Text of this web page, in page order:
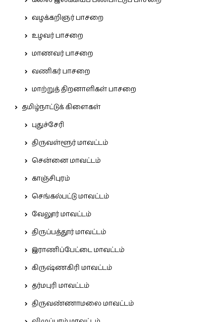
வழக்கறிஞர் பாசறை
உழவர் பாசறை
மாணவர் பாசறை
வணிகர் பாசறை
மாற்றுத் திறனாளிகள் பாசறை
தமிழ்நாட்டுக் கிளைகள்
புதுச்சேரி
திருவள்ளூர் மாவட்டம்
சென்னை மாவட்டம்
காஞ்சிபுரம்
செங்கல்பட்டு மாவட்டம்
வேலூர் மாவட்டம்
திருப்பத்தூர் மாவட்டம்
இராணிப்பேட்டை மாவட்டம்
கிருஷ்ணகிரி மாவட்டம்
தர்மபுரி மாவட்டம்
திருவண்ணாமலை மாவட்டம்